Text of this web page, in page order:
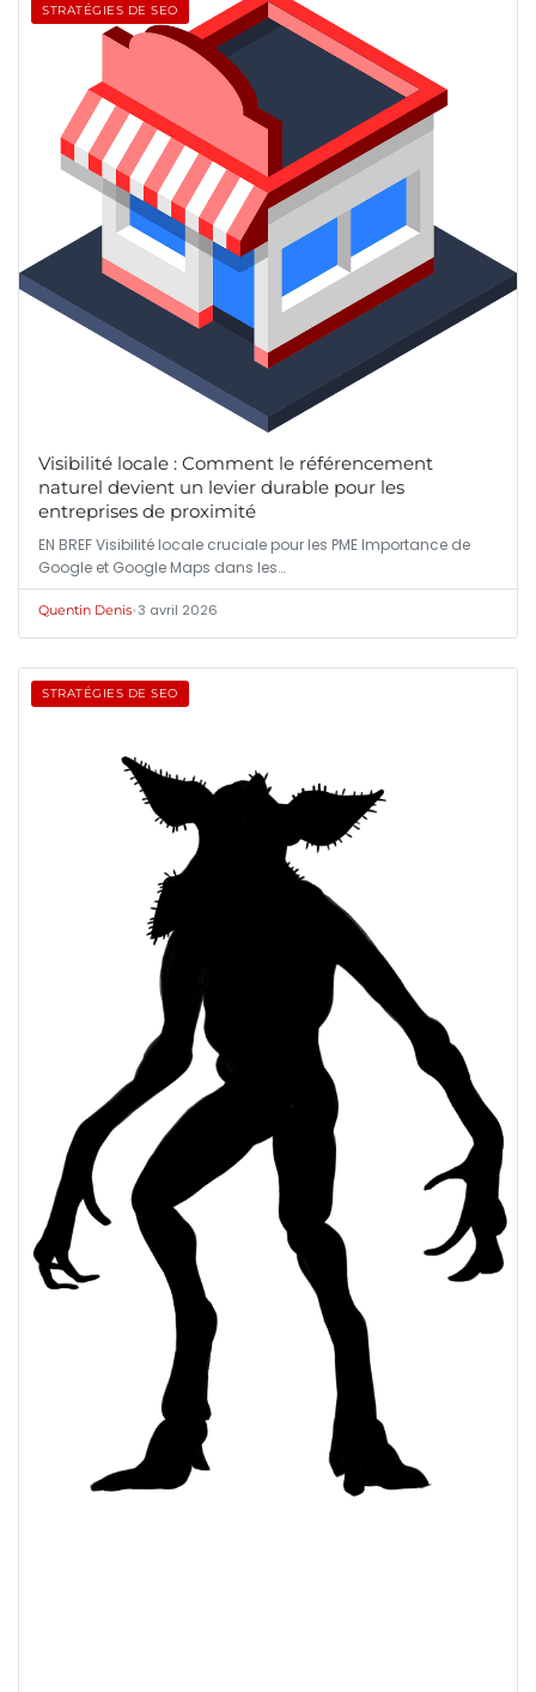
STRATÉGIES DE SEO
Visibilité locale : Comment le référencement
naturel devient un levier durable pour les
entreprises de proximité
EN BREF Visibilité locale cruciale pour les PME Importance de
Google et Google Maps dans les…
Quentin Denis•3 avril 2026
STRATÉGIES DE SEO